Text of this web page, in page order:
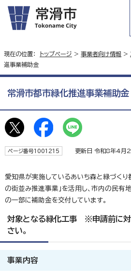
現在の位置： トップページ > 事業者向け情報 >
進事業補助金
常滑市都市緑化推進事業補助金
ページ番号1001215 更新日 令和8年4月
愛知県が実施しているあいち森と緑づくり
の街並み推進事業」を活用し、市内の民有
の一部に補助金を交付しています。
対象となる緑化工事 ※申請前に対
さい。
事業内容